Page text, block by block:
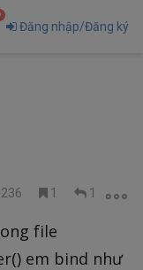
Đăng nhập/Đăng ký
236 1 1
file
em bind như